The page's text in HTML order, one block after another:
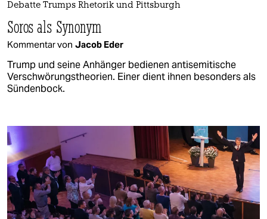
Debatte Trumps Rhetorik und Pittsburgh
Soros als Synonym
Kommentar von Jacob Eder
Trump und seine Anhänger bedienen antisemitische
Verschwörungstheorien. Einer dient ihnen besonders als
Sündenbock.